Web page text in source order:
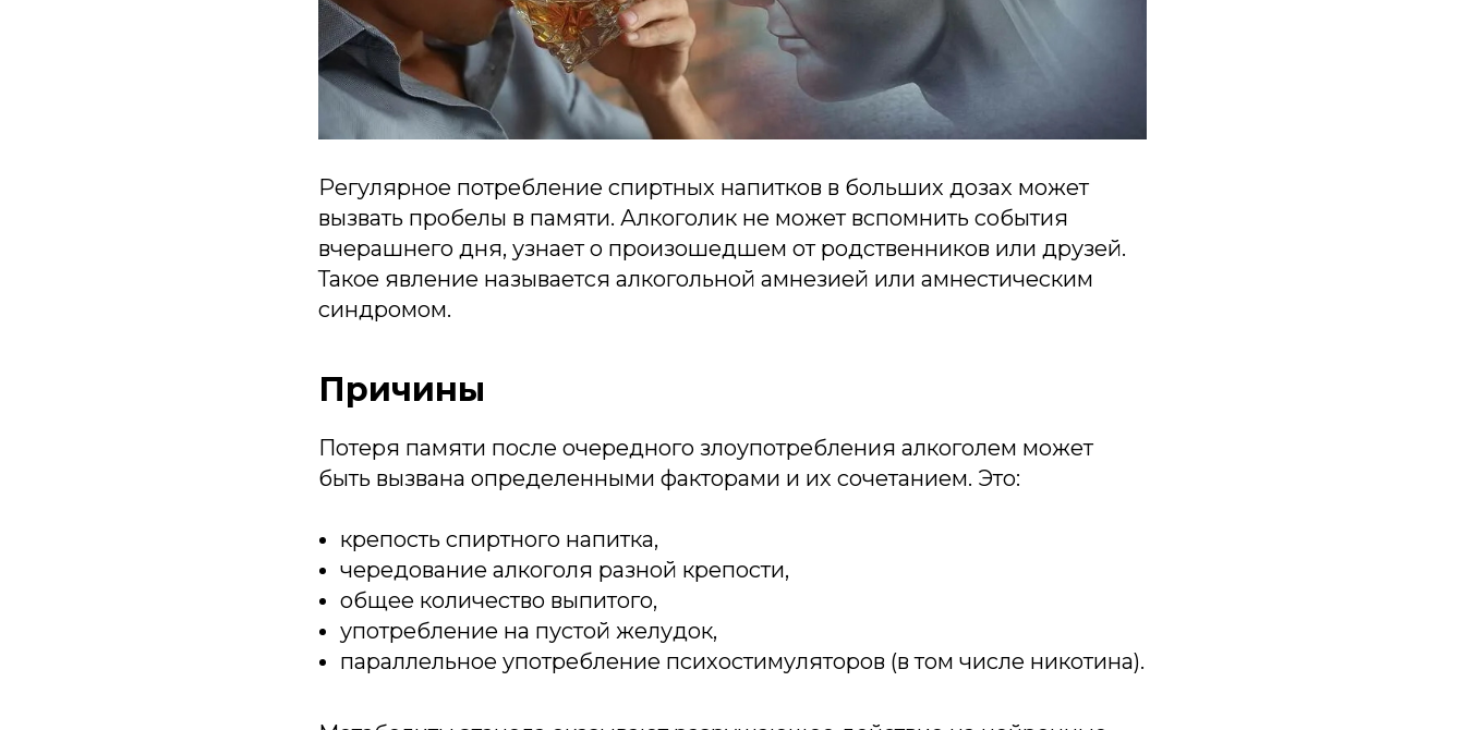
Регулярное потребление спиртных напитков в больших дозах может
вызвать пробелы в памяти. Алкоголик не может вспомнить события
вчерашнего дня, узнает о произошедшем от родственников или друзей.
Такое явление называется алкогольной амнезией или амнестическим
синдромом.
Причины
Потеря памяти после очередного злоупотребления алкоголем может
быть вызвана определенными факторами и их сочетанием. Это:
крепость спиртного напитка,
чередование алкоголя разной крепости,
общее количество выпитого,
употребление на пустой желудок,
параллельное употребление психостимуляторов (в том числе никотина).